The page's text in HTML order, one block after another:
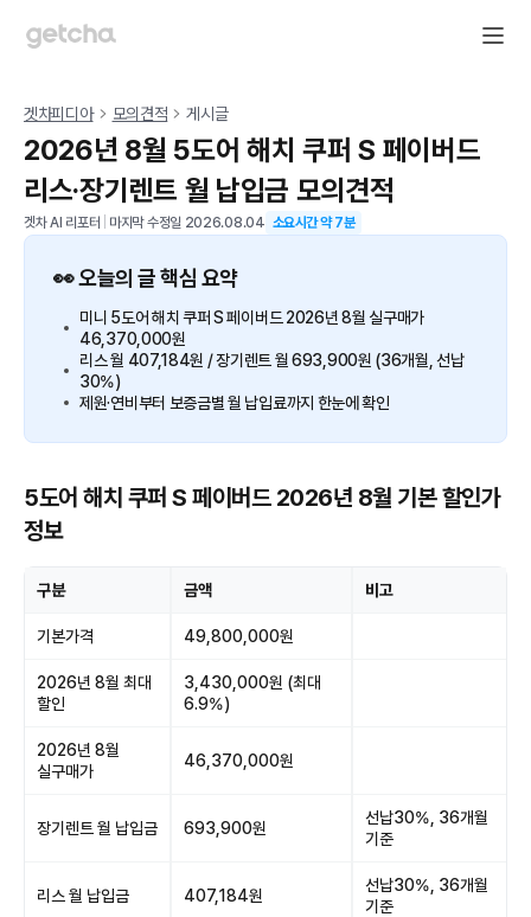
겟차피디아 모의견적 게시글
2026년 8월 5도어 해치 쿠퍼 S 페이버드
리스·장기렌트 월 납입금 모의견적
겟차 AI 리포터 마지막 수정일 2026.08.04 소요시간 약7분
👀 오늘의 글 핵심 요약
미니 5도어 해치 쿠퍼 S 페이버드 2026년 8월 실구매가
46,370,000원
리스 월 407,184원 / 장기렌트 월 693,900원 (36개월, 선납
30%)
제원·연비부터 보증금별 월 납입료까지 한눈에 확인
5도어 해치 쿠퍼 S 페이버드 2026년 8월 기본 할인가
정보
구분 금액 비고
기본가격 49,800,000원
2026년 8월 최대
할인
3,430,000원 (최대
6.9%)
2026년 8월
실구매가
46,370,000원
장기렌트 월 납입금 693,900원
선납30%, 36개월
기준
리스 월 납입금 407,184원
선납30%, 36개월
기준